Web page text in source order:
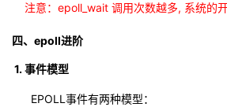
注意：epoll_wait 调用次数越多, 系统的
四、epoll进阶
1. 事件模型
EPOLL事件有两种模型：